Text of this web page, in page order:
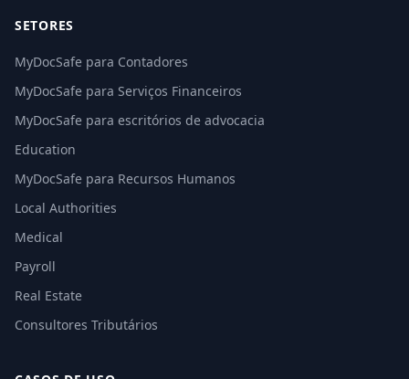
SETORES
MyDocSafe para Contadores
MyDocSafe para Serviços Financeiros
MyDocSafe para escritórios de advocacia
Education
MyDocSafe para Recursos Humanos
Local Authorities
Medical
Payroll
Real Estate
Consultores Tributários